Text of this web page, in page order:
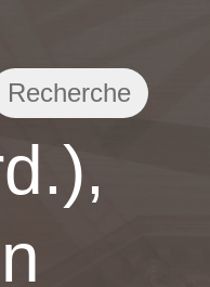
Recherche